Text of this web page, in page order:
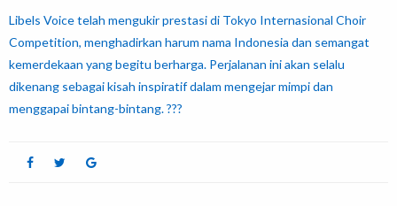
Libels Voice telah mengukir prestasi di Tokyo Internasional Choir
Competition, menghadirkan harum nama Indonesia dan semangat
kemerdekaan yang begitu berharga. Perjalanan ini akan selalu
dikenang sebagai kisah inspiratif dalam mengejar mimpi dan
menggapai bintang-bintang.???